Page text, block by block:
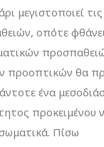
μεγιστοποιεί
οπότε
θα
ένα
προκειμένου
Πίσω